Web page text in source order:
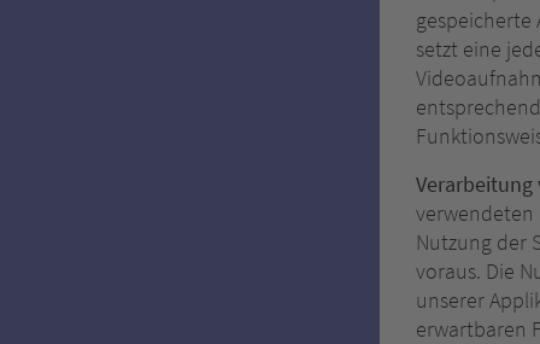
setzt eine
verwendeten
Nutzung der
voraus. Die
unserer
erwartbaren